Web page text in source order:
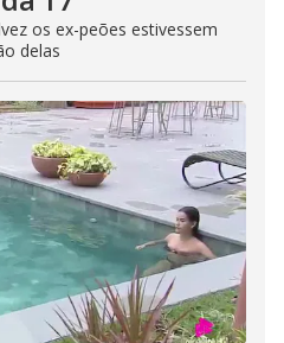
os ex-peões estivessem
delas